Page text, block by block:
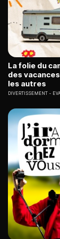
La folie du
des
les autres
DIVERTISSEMENT